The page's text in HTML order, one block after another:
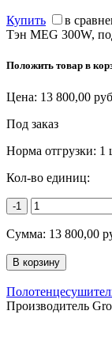
Купить в
Тэн MEG 300W,
Положить товар в
Цена: 13 800,00 руб
Под заказ
Норма отгрузки: 1
Кол-во единиц:
-1
Сумма: 13 800,00
Производитель